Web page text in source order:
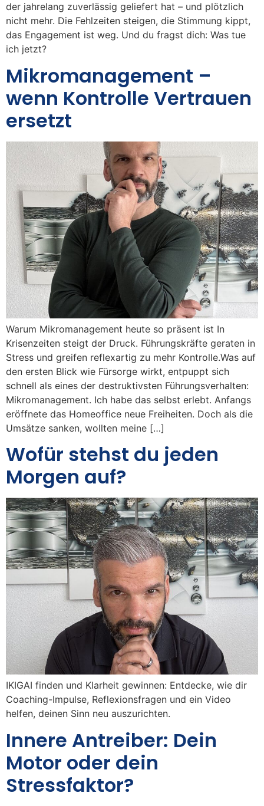
der jahrelang zuverlässig geliefert hat – und plötzlich
nicht mehr. Die Fehlzeiten steigen, die Stimmung kippt,
das Engagement ist weg. Und du fragst dich: Was tue
ich jetzt?
Mikromanagement –
wenn Kontrolle Vertrauen
ersetzt
Warum Mikromanagement heute so präsent ist In
Krisenzeiten steigt der Druck. Führungskräfte geraten in
Stress und greifen reflexartig zu mehr Kontrolle.Was auf
den ersten Blick wie Fürsorge wirkt, entpuppt sich
schnell als eines der destruktivsten Führungsverhalten:
Mikromanagement. Ich habe das selbst erlebt. Anfangs
eröffnete das Homeoffice neue Freiheiten. Doch als die
Umsätze sanken, wollten meine […]
Wofür stehst du jeden
Morgen auf?
IKIGAI finden und Klarheit gewinnen: Entdecke, wie dir
Coaching-Impulse, Reflexionsfragen und ein Video
helfen, deinen Sinn neu auszurichten.
Innere Antreiber: Dein
Motor oder dein
Stressfaktor?